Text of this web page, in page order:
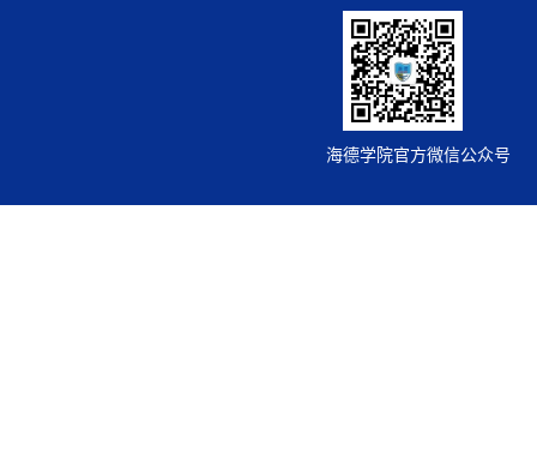
海德学院官方微信公众号